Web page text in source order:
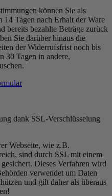
können Sie als
Tagen nach Erhalt der Ware
bereits bezahlte Beträge zurück
Sie darüber hinaus die
der Widerrufsfrist noch bis
30 Tagen in andere,
dank SSL-Verschlüsselung
Webseite, wie z.B.
sind durch SSL mit einem
Dieses Verfahren wird
verwendet um Daten
und gilt daher als überaus